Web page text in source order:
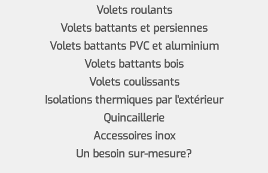
Volets roulants
Volets battants et persiennes
Volets battants PVC et aluminium
Volets battants bois
Volets coulissants
Isolations thermiques par l'extérieur
Quincaillerie
Accessoires inox
Un besoin sur-mesure?